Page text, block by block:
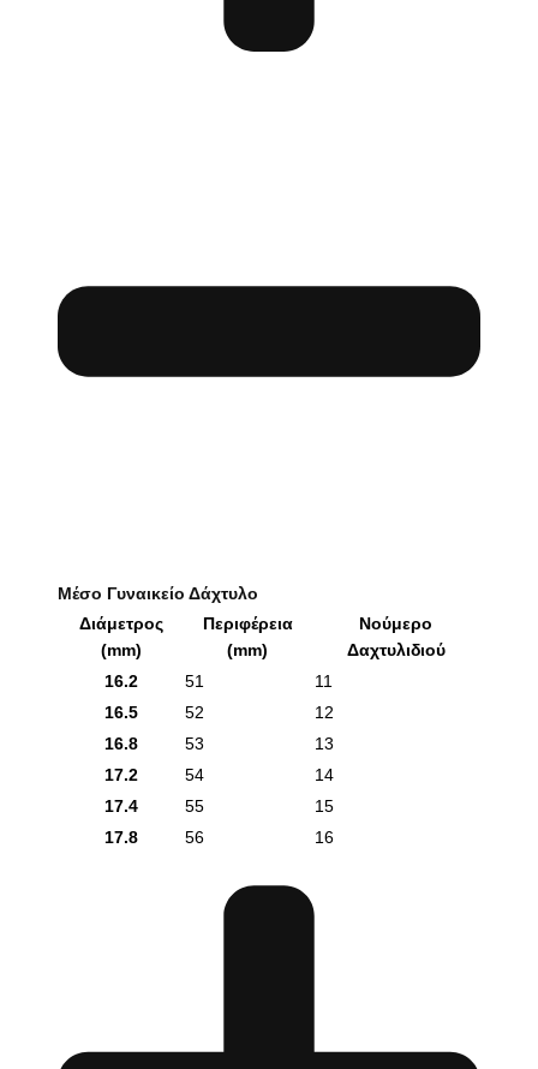
Μέσο Γυναικείο Δάχτυλο
Διάμετρος
(mm)
Περιφέρεια
(mm)
Νούμερο
Δαχτυλιδιού
16.2
51
11
16.5
52
12
16.8
53
13
17.2
54
14
17.4
55
15
17.8
56 16